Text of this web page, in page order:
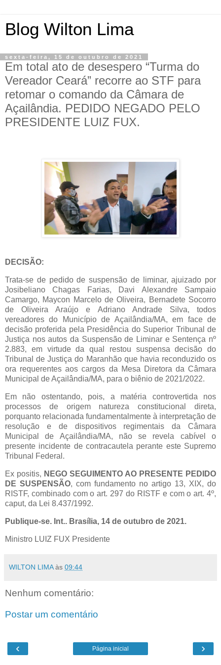
Blog Wilton Lima
sexta-feira, 15 de outubro de 2021
Em total ato de desespero “Turma do
Vereador Ceará” recorre ao STF para
retomar o comando da Câmara de
Açailândia. PEDIDO NEGADO PELO
PRESIDENTE LUIZ FUX.
DECISÃO:
Trata-se de pedido de suspensão de liminar, ajuizado por
Josibeliano Chagas Farias, Davi Alexandre Sampaio
Camargo, Maycon Marcelo de Oliveira, Bernadete Socorro
de Oliveira Araújo e Adriano Andrade Silva, todos
vereadores do Município de Açailândia/MA, em face de
decisão proferida pela Presidência do Superior Tribunal de
Justiça nos autos da Suspensão de Liminar e Sentença nº
2.883, em virtude da qual restou suspensa decisão do
Tribunal de Justiça do Maranhão que havia reconduzido os
ora requerentes aos cargos da Mesa Diretora da Câmara
Municipal de Açailândia/MA, para o biênio de 2021/2022.
Em não ostentando, pois, a matéria controvertida nos
processos de origem natureza constitucional direta,
porquanto relacionada fundamentalmente à interpretação de
resolução e de dispositivos regimentais da Câmara
Municipal de Açailândia/MA, não se revela cabível o
presente incidente de contracautela perante este Supremo
Tribunal Federal.
Ex positis, NEGO SEGUIMENTO AO PRESENTE PEDIDO
DE SUSPENSÃO, com fundamento no artigo 13, XIX, do
RISTF, combinado com o art. 297 do RISTF e com o art. 4º,
caput, da Lei 8.437/1992.
Publique-se. Int.. Brasília, 14 de outubro de 2021.
Ministro LUIZ FUX Presidente
WILTON LIMA às 09:44
Nenhum comentário:
Postar um comentário
‹ ›
Página inicial